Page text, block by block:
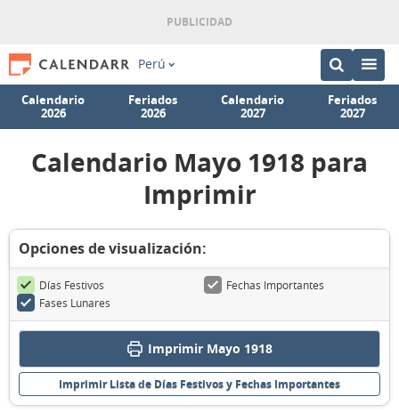
Perú
Calendario
2026
Feriados
2026
Calendario
2027
Feriados
2027
Calendario Mayo 1918 para
Imprimir
Opciones de visualización:
Días Festivos
Fechas Importantes
Fases Lunares
Imprimir Mayo 1918
Imprimir Lista de Días Festivos y Fechas Importantes